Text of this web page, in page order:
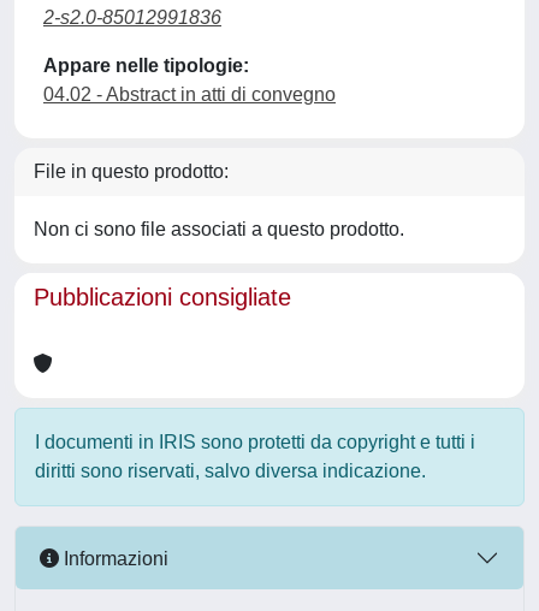
2-s2.0-85012991836
Appare nelle tipologie:
04.02 - Abstract in atti di convegno
File in questo prodotto:
Non ci sono file associati a questo prodotto.
Pubblicazioni consigliate
I documenti in IRIS sono protetti da copyright e tutti i
diritti sono riservati, salvo diversa indicazione.
Informazioni